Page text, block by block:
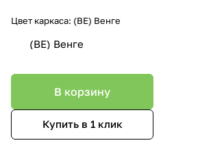
Цвет каркаса: (ВЕ) Венге
(ВЕ) Венге
В корзину
Купить в 1 клик